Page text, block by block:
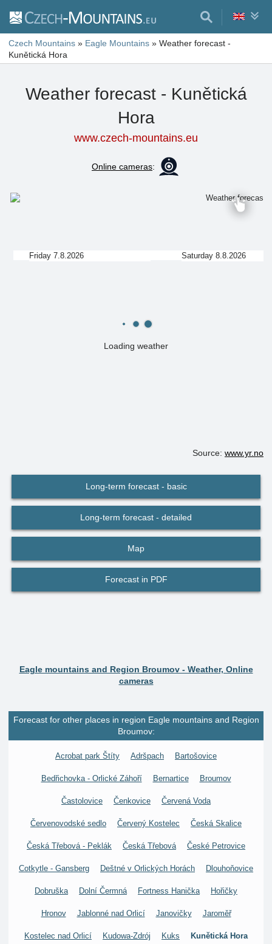
Czech Mountains » Eagle Mountains » Weather forecast -
Kunětická Hora
Weather forecast - Kunětická
Hora
www.czech-mountains.eu
Online cameras:
Loading weather
Friday 7.8.2026 Saturday 8.8.2026
Source: www.yr.no
Long-term forecast - basic
Long-term forecast - detailed
Map
Forecast in PDF
Eagle mountains and Region Broumov - Weather, Online
cameras
Forecast for other places in region Eagle mountains and Region
Broumov:
Acrobat park Štíty Adršpach Bartošovice
Bedřichovka - Orlické Záhoří Bernartice Broumov
Častolovice Čenkovice Červená Voda
Červenovodské sedlo Červený Kostelec Česká Skalice
Česká Třebová - Peklák Česká Třebová České Petrovice
Cotkytle - Gansberg Deštné v Orlických Horách Dlouhoňovice
Dobruška Dolní Čermná Fortness Hanička Hořičky
Hronov Jablonné nad Orlicí Janovičky Jaroměř
Kostelec nad Orlicí Kudowa-Zdrój Kuks Kunětická Hora